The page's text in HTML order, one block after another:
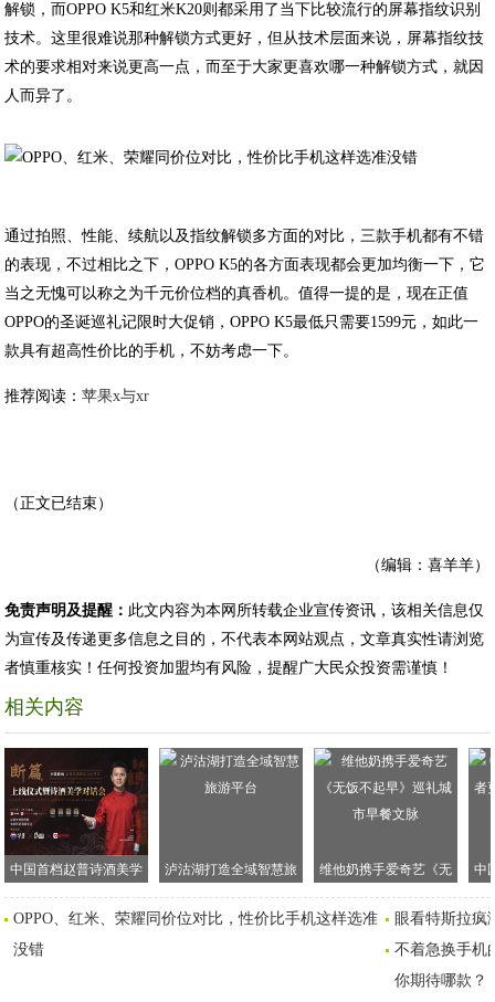
解锁，而OPPO K5和红米K20则都采用了当下比较流行的屏幕指纹识别
技术。这里很难说那种解锁方式更好，但从技术层面来说，屏幕指纹技
术的要求相对来说更高一点，而至于大家更喜欢哪一种解锁方式，就因
人而异了。
通过拍照、性能、续航以及指纹解锁多方面的对比，三款手机都有不错
的表现，不过相比之下，OPPO K5的各方面表现都会更加均衡一下，它
当之无愧可以称之为千元价位档的真香机。值得一提的是，现在正值
OPPO的圣诞巡礼记限时大促销，OPPO K5最低只需要1599元，如此一
款具有超高性价比的手机，不妨考虑一下。
推荐阅读：苹果x与xr
（正文已结束）
（编辑：喜羊羊）
免责声明及提醒： 此文内容为本网所转载企业宣传资讯，该相关信息仅
为宣传及传递更多信息之目的，不代表本网站观点，文章真实性请浏览
者慎重核实！任何投资加盟均有风险，提醒广大民众投资需谨慎！
相关内容
中国首档赵普诗酒美学
文化节目《断篇》硬核
启动
泸沽湖打造全域智慧旅
游平台
维他奶携手爱奇艺《无
饭不起早》巡礼城市早
餐文脉
中
更
OPPO、红米、荣耀同价位对比，性价比手机这样选准
没错
眼看特斯拉疯
不着急换手机
你期待哪款？